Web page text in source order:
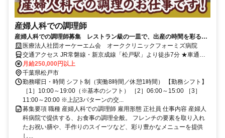
産婦人科での調理師
産婦人科での調理師募集 レストラン級の一皿で、出産の時間を彩る仕
事です♪
医療法人社団オーケーエム会 オーククリニックフォーミズ病院
交通アクセス JR常磐線・新京成線「松戸駅」より徒歩7分 ★車通勤
OK（駐車場完備） ※松戸市・柏市・流山市・三郷市などから通勤便
利
月給250,000円以上
千葉県松戸市
勤務曜日・時間 シフト制（実働8時間／休憩1時間） 【勤務シフト】
［1］10:00～19:00（※基本のシフト） ［2］06:00～15:00 ［3］
11:00～20:00 ※上記3パターンの交...
募集要項 職種 産婦人科での調理師 雇用形態 正社員 仕事内容 産婦人
科病院で提供する、お食事の調理全般。 フレンチの要素を取り入れ
たお祝い膳や、手作りのスイーツなど、彩り豊かなメニューを提供
し...